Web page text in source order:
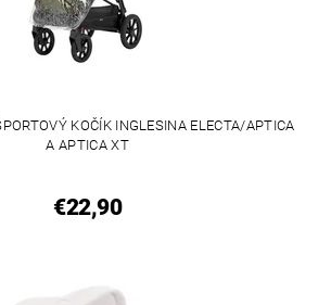
KOČÍK INGLESINA ELECTA/APTICA
A APTICA XT
€22,90